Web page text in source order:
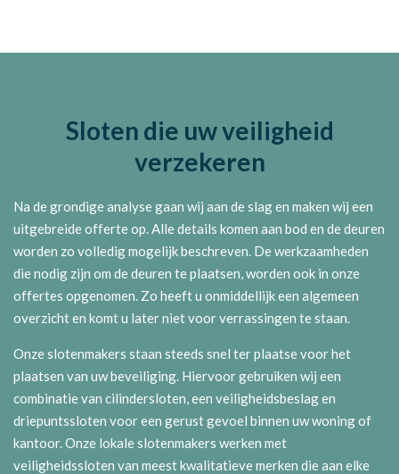
Sloten die uw veiligheid
verzekeren
Na de grondige analyse gaan wij aan de slag en maken wij een
uitgebreide offerte op. Alle details komen aan bod en de deuren
worden zo volledig mogelijk beschreven. De werkzaamheden
die nodig zijn om de deuren te plaatsen, worden ook in onze
offertes opgenomen. Zo heeft u onmiddellijk een algemeen
overzicht en komt u later niet voor verrassingen te staan.
Onze slotenmakers staan steeds snel ter plaatse voor het
plaatsen van uw beveiliging. Hiervoor gebruiken wij een
combinatie van cilindersloten, een veiligheidsbeslag en
driepuntssloten voor een gerust gevoel binnen uw woning of
kantoor.Onze lokale slotenmakers werken met
veiligheidssloten van meest kwalitatieve merken die aan elke